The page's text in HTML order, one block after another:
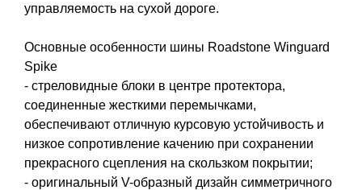
управляемость на сухой дороге.
Основные особенности шины Roadstone Winguard
Spike
- стреловидные блоки в центре протектора,
соединенные жесткими перемычками,
обеспечивают отличную курсовую устойчивость и
низкое сопротивление качению при сохранении
прекрасного сцепления на скользком покрытии;
- оригинальный V-образный дизайн симметричного